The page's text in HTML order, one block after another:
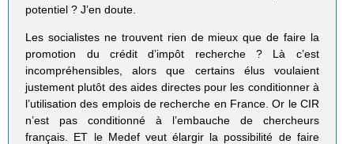
potentiel ? J’en doute.
Les socialistes ne trouvent rien de mieux que de faire la
promotion du crédit d’impôt recherche ? Là c’est
incompréhensibles, alors que certains élus voulaient
justement plutôt des aides directes pour les conditionner à
l’utilisation des emplois de recherche en France. Or le CIR
n’est pas conditionné à l’embauche de chercheurs
français. ET le Medef veut élargir la possibilité de faire